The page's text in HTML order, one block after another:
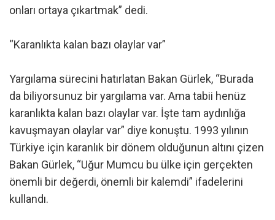
onları ortaya çıkartmak” dedi.
“Karanlıkta kalan bazı olaylar var”
Yargılama sürecini hatırlatan Bakan Gürlek, “Burada
da biliyorsunuz bir yargılama var. Ama tabii henüz
karanlıkta kalan bazı olaylar var. İşte tam aydınlığa
kavuşmayan olaylar var” diye konuştu. 1993 yılının
Türkiye için karanlık bir dönem olduğunun altını çizen
Bakan Gürlek, “Uğur Mumcu bu ülke için gerçekten
önemli bir değerdi, önemli bir kalemdi” ifadelerini
kullandı.